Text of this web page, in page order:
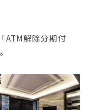
ATM解除分期付